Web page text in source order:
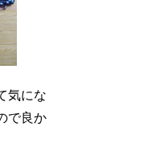
気にな
で良か